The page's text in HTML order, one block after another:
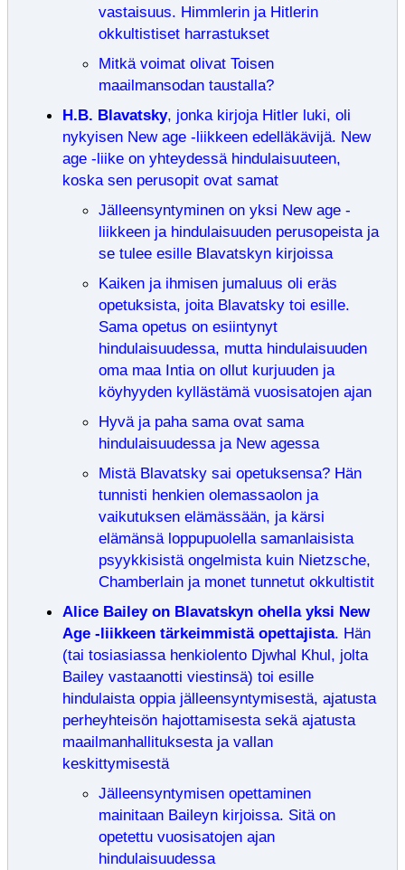
vastaisuus. Himmlerin ja Hitlerin
okkultistiset harrastukset
Mitkä voimat olivat Toisen
maailmansodan taustalla?
H.B. Blavatsky, jonka kirjoja Hitler luki, oli
nykyisen New age -liikkeen edelläkävijä. New
age -liike on yhteydessä hindulaisuuteen,
koska sen perusopit ovat samat
Jälleensyntyminen on yksi New age -
liikkeen ja hindulaisuuden perusopeista ja
se tulee esille Blavatskyn kirjoissa
Kaiken ja ihmisen jumaluus oli eräs
opetuksista, joita Blavatsky toi esille.
Sama opetus on esiintynyt
hindulaisuudessa, mutta hindulaisuuden
oma maa Intia on ollut kurjuuden ja
köyhyyden kyllästämä vuosisatojen ajan
Hyvä ja paha sama ovat sama
hindulaisuudessa ja New agessa
Mistä Blavatsky sai opetuksensa? Hän
tunnisti henkien olemassaolon ja
vaikutuksen elämässään, ja kärsi
elämänsä loppupuolella samanlaisista
psyykkisistä ongelmista kuin Nietzsche,
Chamberlain ja monet tunnetut okkultistit
Alice Bailey on Blavatskyn ohella yksi New
Age -liikkeen tärkeimmistä opettajista. Hän
(tai tosiasiassa henkiolento Djwhal Khul, jolta
Bailey vastaanotti viestinsä) toi esille
hindulaista oppia jälleensyntymisestä, ajatusta
perheyhteisön hajottamisesta sekä ajatusta
maailmanhallituksesta ja vallan
keskittymisestä
Jälleensyntymisen opettaminen
mainitaan Baileyn kirjoissa. Sitä on
opetettu vuosisatojen ajan
hindulaisuudessa